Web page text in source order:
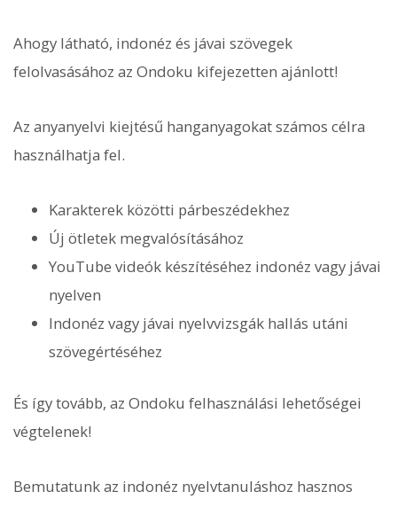
Ahogy látható, indonéz és jávai szövegek
felolvasásához az Ondoku kifejezetten ajánlott!
Az anyanyelvi kiejtésű hanganyagokat számos célra
használhatja fel.
Karakterek közötti párbeszédekhez
Új ötletek megvalósításához
YouTube videók készítéséhez indonéz vagy jávai
nyelven
Indonéz vagy jávai nyelvvizsgák hallás utáni
szövegértéséhez
És így tovább, az Ondoku felhasználási lehetőségei
végtelenek!
Bemutatunk az indonéz nyelvtanuláshoz hasznos